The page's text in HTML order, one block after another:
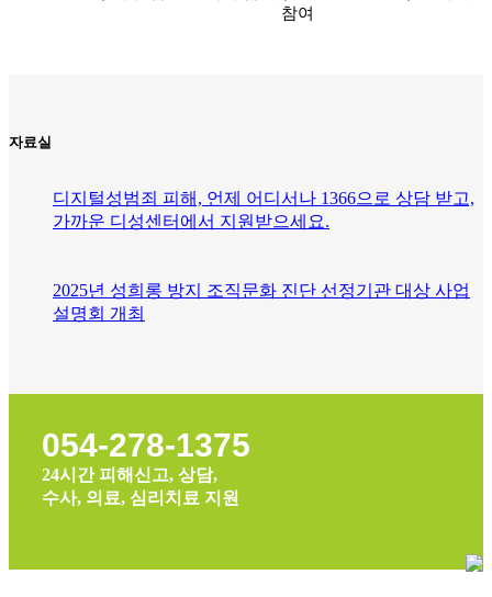
참여
자료실
디지털성범죄 피해, 언제 어디서나 1366으로 상담 받고,
가까운 디성센터에서 지원받으세요.
2025년 성희롱 방지 조직문화 진단 선정기관 대상 사업
설명회 개최
054-278-1375
24시간 피해신고, 상담,
수사, 의료, 심리치료 지원